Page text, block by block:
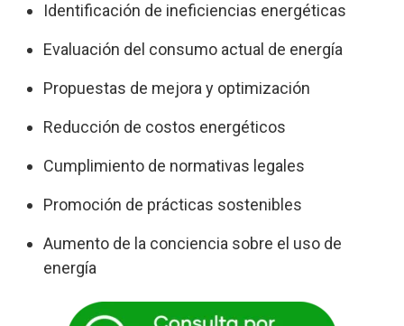
Identificación de ineficiencias energéticas
Evaluación del consumo actual de energía
Propuestas de mejora y optimización
Reducción de costos energéticos
Cumplimiento de normativas legales
Promoción de prácticas sostenibles
Aumento de la conciencia sobre el uso de
energía